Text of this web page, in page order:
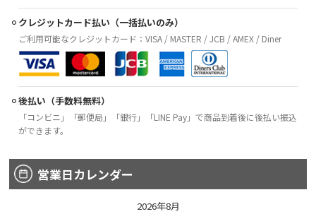
クレジットカード払い（一括払いのみ）
ご利用可能なクレジットカード：VISA / MASTER / JCB / AMEX / Diner
後払い（手数料無料）
「コンビニ」「郵便局」「銀行」「LINE Pay」で商品到着後に後払い振込
ができます。
営業日カレンダー
2026年8月